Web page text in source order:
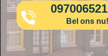
Bel ons